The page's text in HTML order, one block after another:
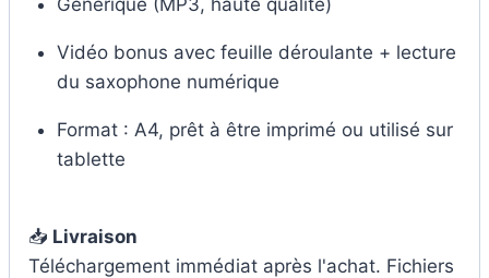
Générique (MP3, haute qualité)
Vidéo bonus avec feuille déroulante + lecture
du saxophone numérique
Format : A4, prêt à être imprimé ou utilisé sur
tablette
📥 Livraison
Téléchargement immédiat après l'achat. Fichiers